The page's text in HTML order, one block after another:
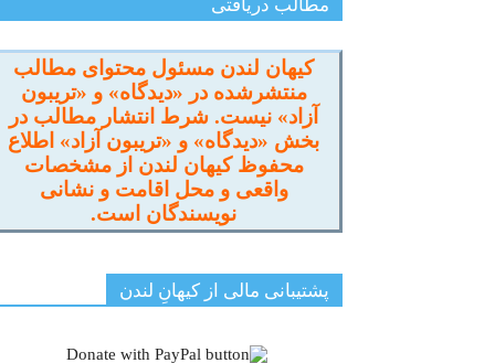
مطالب دریافتی
کیهان لندن مسئول محتوای مطالب
منتشرشده در «دیدگاه» و «تریبون
آزاد» نیست. شرط انتشار مطالب در
بخش «دیدگاه» و «تریبون آزاد» اطلاع
محفوظ کیهان لندن از مشخصات
واقعی و محل اقامت و نشانی
نویسندگان است.
پشتیبانی مالی از کیهانِ لندن